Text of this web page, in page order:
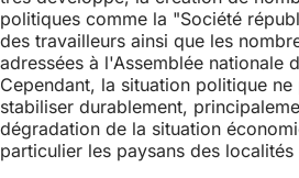
politiques comme la "Société
des travailleurs ainsi que les
adressées à l'Assemblée nationale
Cependant, la situation politique
stabiliser durablement,
dégradation de la situation
particulier les paysans des localités